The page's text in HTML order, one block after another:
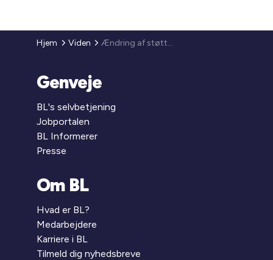
Hjem Viden Ændring af støttebekendtgørelsen vedrørende hårde hvidevarer
Genveje
BL's selvbetjening
Jobportalen
BL Informerer
Presse
Om BL
Hvad er BL?
Medarbejdere
Karriere i BL
Tilmeld dig nyhedsbreve